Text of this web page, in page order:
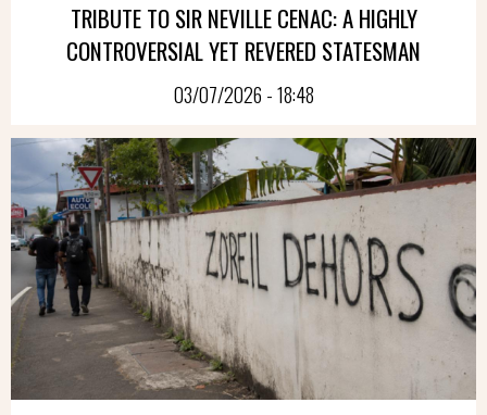
TRIBUTE TO SIR NEVILLE CENAC: A HIGHLY
CONTROVERSIAL YET REVERED STATESMAN
03/07/2026 - 18:48